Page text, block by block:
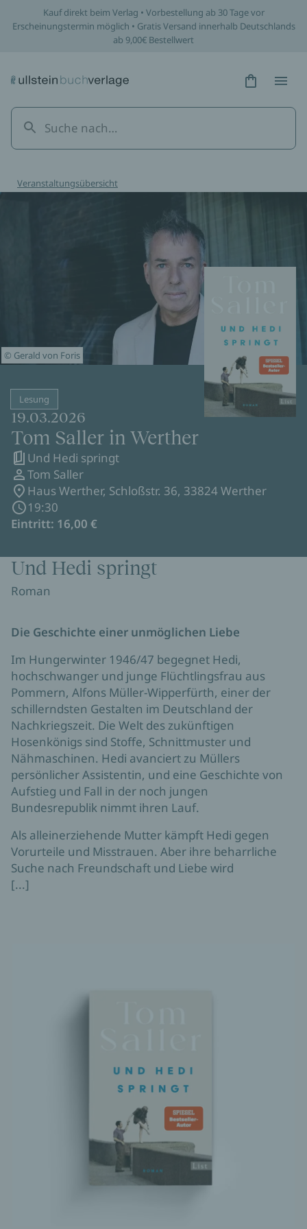
Kauf direkt beim Verlag • Vorbestellung ab 30 Tage vor
Erscheinungstermin möglich • Gratis Versand innerhalb Deutschlands
ab 9,00€ Bestellwert
Hidden
Veranstaltungsübersicht
© Gerald von Foris
Lesung
19.03.2026
Tom Saller in Werther
Und Hedi springt
Tom Saller
Haus Werther, Schloßstr. 36, 33824 Werther
19:30
Eintritt: 16,00 €
Und Hedi springt
Roman
Die Geschichte einer unmöglichen Liebe
Im Hungerwinter 1946/47 begegnet Hedi,
hochschwanger und junge Flüchtlingsfrau aus
Pommern, Alfons Müller-Wipperfürth, einer der
schillerndsten Gestalten im Deutschland der
Nachkriegszeit. Die Welt des zukünftigen
Hosenkönigs sind Stoffe, Schnittmuster und
Nähmaschinen. Hedi avanciert zu Müllers
persönlicher Assistentin, und eine Geschichte von
Aufstieg und Fall in der noch jungen
Bundesrepublik nimmt ihren Lauf.
Als alleinerziehende Mutter kämpft Hedi gegen
Vorurteile und Misstrauen. Aber ihre beharrliche
Suche nach Freundschaft und Liebe wird
[...]